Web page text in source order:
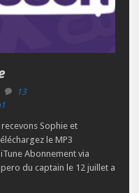
13
Sophie et
le MP3
Abonnement via
du captain le 12 juillet a